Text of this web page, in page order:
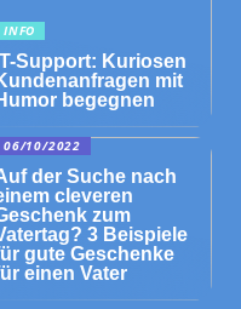
INFO
IT-Support: Kuriosen
mit
begegnen
06/10/2022
der Suche nach
cleveren
zum
3 Beispiele
gute Geschenke
einen Vater